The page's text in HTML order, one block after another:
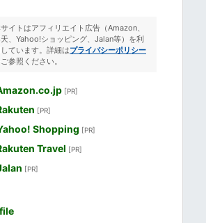
イトはアフィリエイト広告（Amazon、
、Yahoo!ショッピング、Jalan等）を利
ています。詳細はプライバシーポリシー
参照ください。
[PR]
[PR]
Shopping [PR]
Travel [PR]
[PR]